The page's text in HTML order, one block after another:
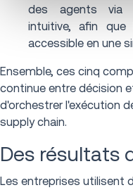
des agents via
intuitive, afin
accessible en une
Ensemble, ces cinq
continue entre décision
d'orchestrer l'exécution
supply chain.
Des résultats
Les entreprises utilisent